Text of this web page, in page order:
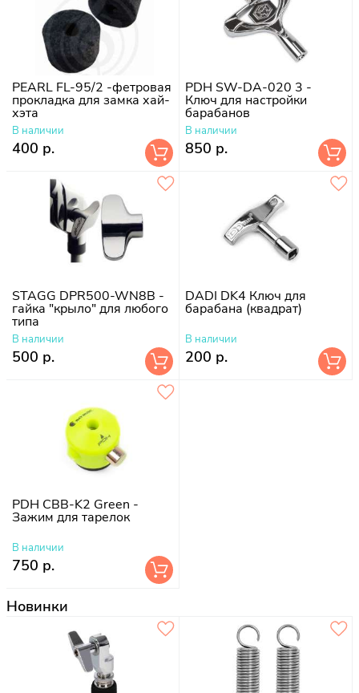
PEARL FL-95/2 -фетровая
прокладка для замка хай-
хэта
В наличии
400 р.
PDH SW-DA-020 3 -
Ключ для настройки
барабанов
В наличии
850 р.
STAGG DPR500-WN8B -
гайка "крыло" для любого
типа
В наличии
500 р.
DADI DK4 Ключ для
барабана (квадрат)
В наличии
200 р.
PDH CBB-K2 Green -
Зажим для тарелок
В наличии
750 р.
Новинки